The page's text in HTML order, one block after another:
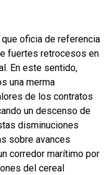
oficia de referencia
fuertes retrocesos en
En este sentido,
una merma
de los contratos
un descenso de
disminuciones
sobre avances
corredor marítimo por
del cereal